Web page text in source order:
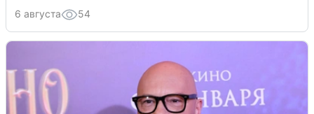
6 августа 54